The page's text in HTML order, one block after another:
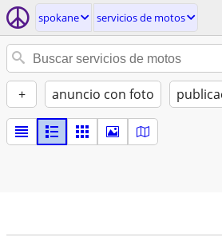
spokane servicios de motos
+ anuncio con foto